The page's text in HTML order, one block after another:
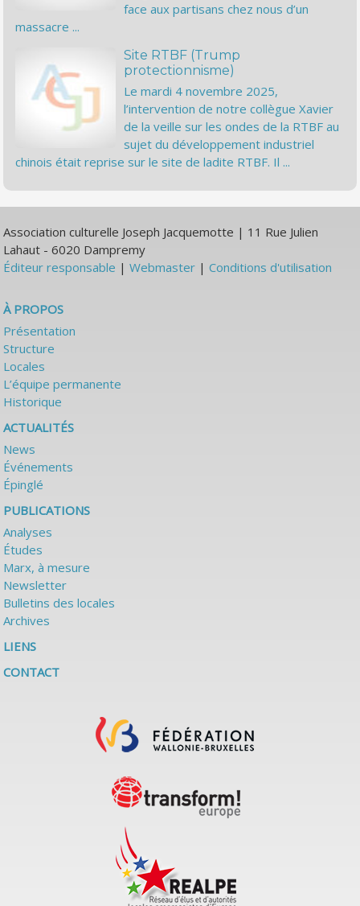
face aux partisans chez nous d’un
massacre ...
Site RTBF (Trump
protectionnisme)
Le mardi 4 novembre 2025,
l’intervention de notre collègue Xavier
de la veille sur les ondes de la RTBF au
sujet du développement industriel
chinois était reprise sur le site de ladite RTBF. Il ...
Association culturelle Joseph Jacquemotte | 11 Rue Julien
Lahaut - 6020 Dampremy
Éditeur responsable |Webmaster |Conditions d'utilisation
À PROPOS
Présentation
Structure
Locales
L’équipe permanente
Historique
ACTUALITÉS
News
Événements
Épinglé
PUBLICATIONS
Analyses
Études
Marx, à mesure
Newsletter
Bulletins des locales
Archives
LIENS
CONTACT